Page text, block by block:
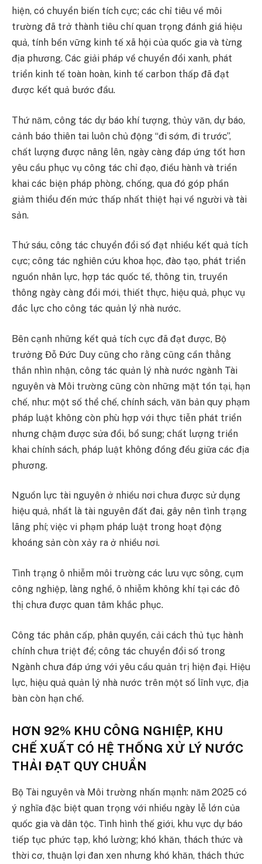
hiện, có chuyển biến tích cực; các chỉ tiêu về môi
trường đã trở thành tiêu chí quan trọng đánh giá hiệu
quả, tính bền vững kinh tế xã hội của quốc gia và từng
địa phương. Các giải pháp về chuyển đổi xanh, phát
triển kinh tế toàn hoàn, kinh tế carbon thấp đã đạt
được kết quả bước đầu.
Thứ năm, công tác dự báo khí tượng, thủy văn, dự báo,
cảnh báo thiên tai luôn chủ động “đi sớm, đi trước”,
chất lượng được nâng lên, ngày càng đáp ứng tốt hơn
yêu cầu phục vụ công tác chỉ đạo, điều hành và triển
khai các biện pháp phòng, chống, qua đó góp phần
giảm thiểu đến mức thấp nhất thiệt hại về người và tài
sản.
Thứ sáu, công tác chuyển đổi số đạt nhiều kết quả tích
cực; công tác nghiên cứu khoa học, đào tạo, phát triển
nguồn nhân lực, hợp tác quốc tế, thông tin, truyền
thông ngày càng đổi mới, thiết thực, hiệu quả, phục vụ
đắc lực cho công tác quản lý nhà nước.
Bên cạnh những kết quả tích cực đã đạt được, Bộ
trưởng Đỗ Đức Duy cũng cho rằng cũng cần thẳng
thắn nhìn nhận, công tác quản lý nhà nước ngành Tài
nguyên và Môi trường cũng còn những mặt tồn tại, hạn
chế, như: một số thể chế, chính sách, văn bản quy phạm
pháp luật không còn phù hợp với thực tiễn phát triển
nhưng chậm được sửa đổi, bổ sung; chất lượng triển
khai chính sách, pháp luật không đồng đều giữa các địa
phương.
Nguồn lực tài nguyên ở nhiều nơi chưa được sử dụng
hiệu quả, nhất là tài nguyên đất đai, gây nên tình trạng
lãng phí; việc vi phạm pháp luật trong hoạt động
khoáng sản còn xảy ra ở nhiều nơi.
Tình trạng ô nhiễm môi trường các lưu vực sông, cụm
công nghiệp, làng nghề, ô nhiễm không khí tại các đô
thị chưa được quan tâm khắc phục.
Công tác phân cấp, phân quyền, cải cách thủ tục hành
chính chưa triệt để; công tác chuyển đổi số trong
Ngành chưa đáp ứng với yêu cầu quản trị hiện đại. Hiệu
lực, hiệu quả quản lý nhà nước trên một số lĩnh vực, địa
bàn còn hạn chế.
HƠN 92% KHU CÔNG NGHIỆP, KHU
CHẾ XUẤT CÓ HỆ THỐNG XỬ LÝ NƯỚC
THẢI ĐẠT QUY CHUẨN
Bộ Tài nguyên và Môi trường nhấn mạnh: năm 2025 có
ý nghĩa đặc biệt quan trọng với nhiều ngày lễ lớn của
quốc gia và dân tộc. Tình hình thế giới, khu vực dự báo
tiếp tục phức tạp, khó lường; khó khăn, thách thức và
thời cơ, thuận lợi đan xen nhưng khó khăn, thách thức